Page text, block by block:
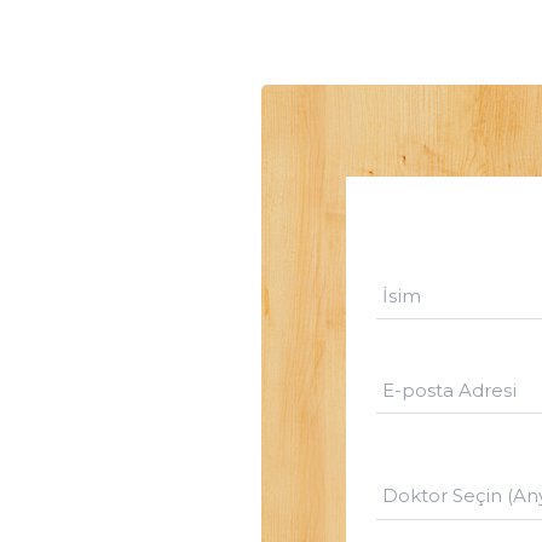
Doktor Seçin